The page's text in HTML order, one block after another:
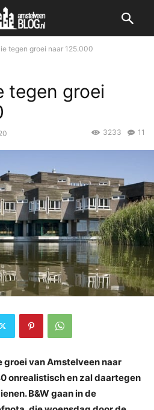
tegen groei naar 125.000
tegen groei
11
3233
groei van Amstelveen naar
onrealistisch en zal daartegen
B&W gaan in de